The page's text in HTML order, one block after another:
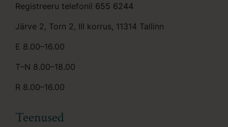
Registreeru telefonil 655 6244
Järve 2, Torn 2, III korrus, 11314 Tallinn
E 8.00–16.00
T–N 8.00–18.00
R 8.00–16.00
Teenused